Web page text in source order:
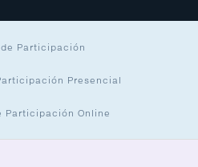
de Participación
Presencial
Participación Online